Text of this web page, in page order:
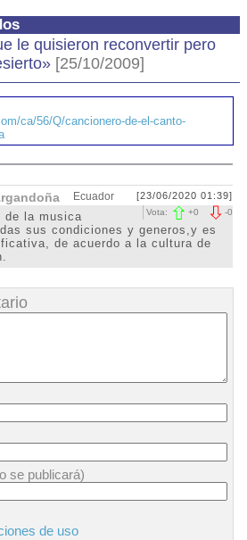
le quisieron reconvertir pero
[25/10/2009]
ca/56/Q/cancionero-de-el-canto-
Ecuador [23/06/2020 01:39]
-0
Vota: +0
de la musica
sus condiciones y generos,y es
de acuerdo a la cultura de
se publicará)
de uso